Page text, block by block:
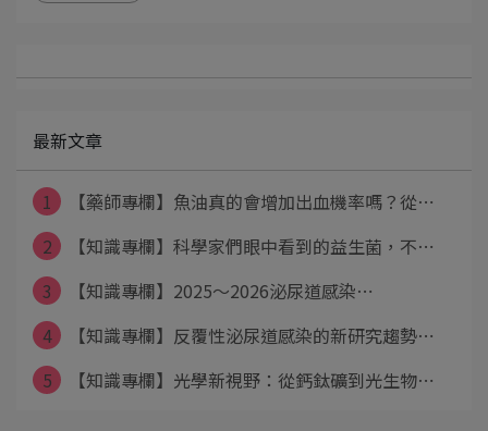
最新文章
1
【藥師專欄】魚油真的會增加出血機率嗎？從⋯
2
【知識專欄】科學家們眼中看到的益生菌，不⋯
3
【知識專欄】2025～2026泌尿道感染⋯
4
【知識專欄】反覆性泌尿道感染的新研究趨勢⋯
5
【知識專欄】光學新視野：從鈣鈦礦到光生物⋯